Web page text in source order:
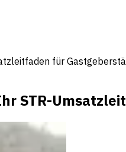
für
STR-